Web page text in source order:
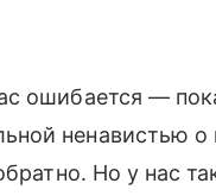
ошибается —
ненавистью о
Но у нас